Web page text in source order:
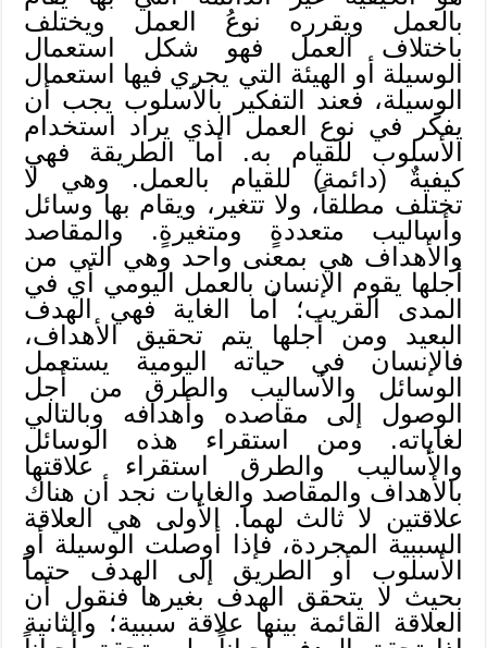
بالعمل ويقرره نوعُ العمل ويختلف
باختلاف العمل فهو شكل استعمال
الوسيلة أو الهيئة التي يجري فيها استعمال
الوسيلة، فعند التفكير بالأسلوب يجب أن
يفكر في نوع العمل الذي يراد استخدام
الأسلوب للقيام به. أما الطريقة فهي
كيفيةٌ (دائمة) للقيام بالعمل. وهي لا
تختلف مطلقاً، ولا تتغير، ويقام بها وسائل
وأساليب متعددةٍ ومتغيرةٍ. والمقاصد
والأهداف هي بمعنى واحد وهي التي من
أجلها يقوم الإنسان بالعمل اليومي أي في
المدى القريب؛ أما الغاية فهي الهدف
البعيد ومن أجلها يتم تحقيق الأهداف،
فالإنسان في حياته اليومية يستعمل
الوسائل والأساليب والطرق من أجل
الوصول إلى مقاصده وأهدافه وبالتالي
لغاياته. ومن استقراء هذه الوسائل
والأساليب والطرق استقراء علاقتها
بالأهداف والمقاصد والغايات نجد أن هناك
علاقتين لا ثالث لهما. الأولى هي العلاقة
السببية المجردة، فإذا أوصلت الوسيلة أو
الأسلوب أو الطريق إلى الهدف حتماً
بحيث لا يتحقق الهدف بغيرها فنقول أن
العلاقة القائمة بينها علاقة سببية؛ والثانية